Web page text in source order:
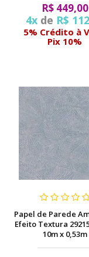
R$ 449,00
4xde R$
5% Crédito à
Pix 10%
Papel de Parede
Efeito Textura
10m x 0,53m